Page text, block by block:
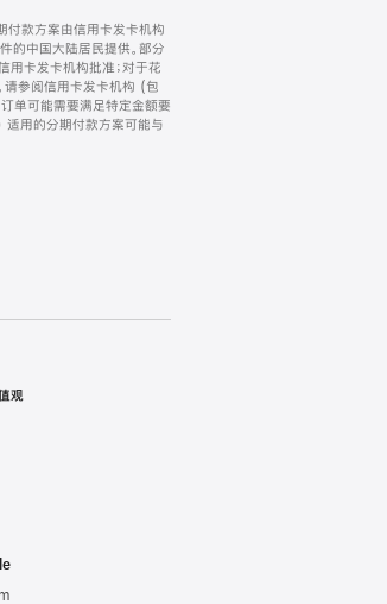
付款方案由信用卡发卡机构
的中国大陆居民提供。部分
卡发卡机构批准；对于花
请参阅信用卡发卡机构 (包
单可能需要满足特定金额要
适用的分期付款方案可能与
观